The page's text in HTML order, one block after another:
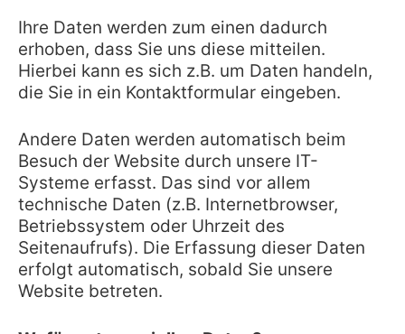
Ihre Daten werden zum einen dadurch
erhoben, dass Sie uns diese mitteilen.
Hierbei kann es sich z.B. um Daten handeln,
die Sie in ein Kontaktformular eingeben.
Andere Daten werden automatisch beim
Besuch der Website durch unsere IT-
Systeme erfasst. Das sind vor allem
technische Daten (z.B. Internetbrowser,
Betriebssystem oder Uhrzeit des
Seitenaufrufs). Die Erfassung dieser Daten
erfolgt automatisch, sobald Sie unsere
Website betreten.